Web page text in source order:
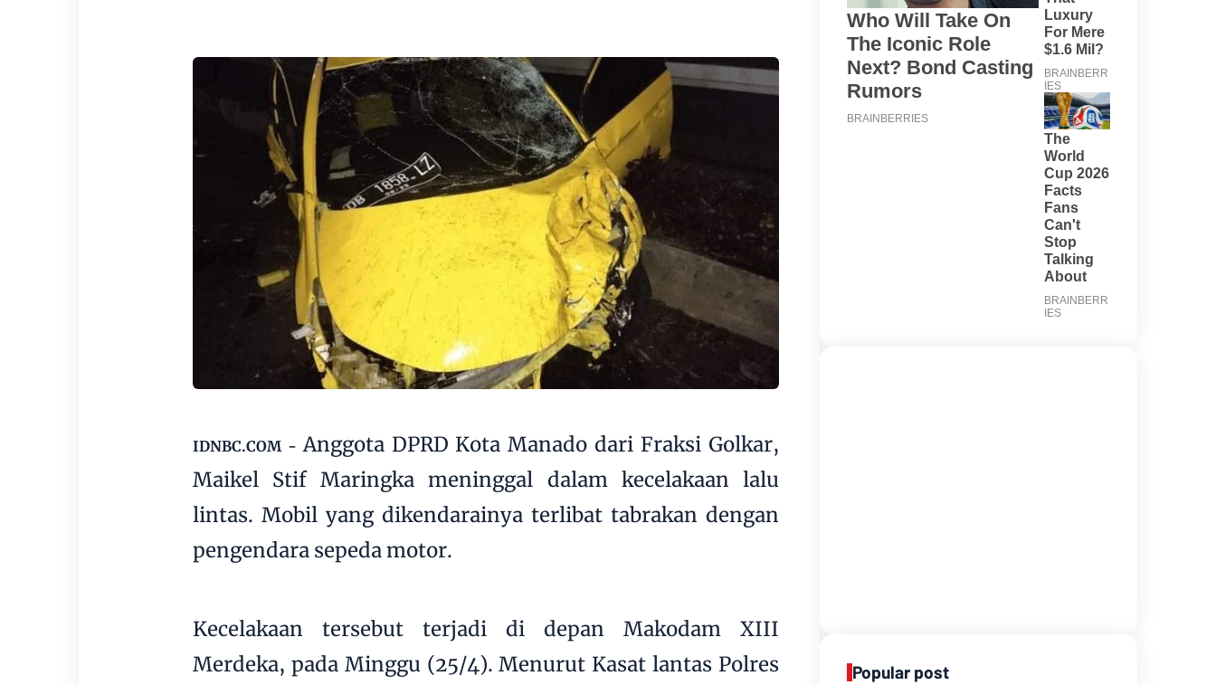
IDNBC.COM - Anggota DPRD Kota Manado dari Fraksi Golkar,
Maikel Stif Maringka meninggal dalam kecelakaan lalu
lintas. Mobil yang dikendarainya terlibat tabrakan dengan
pengendara sepeda motor.
Kecelakaan tersebut terjadi di depan Makodam XIII
Merdeka, pada Minggu (25/4). Menurut Kasat lantas Polres
Popular post